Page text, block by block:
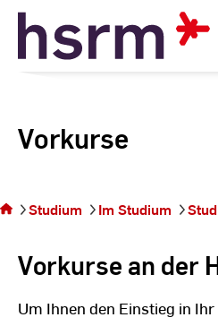
Skip
Content
Vorkurse
sich aufStudium Im Studium
Vorkurse an der
Um Ihnen den Einstieg in